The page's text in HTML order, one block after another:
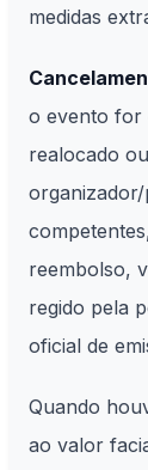
medidas
o evento for
realocado
reembolso,
regido pela
oficial de
Quando
ao valor